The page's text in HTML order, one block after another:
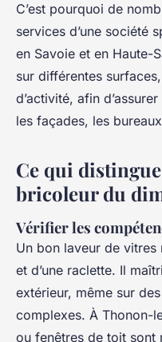
C’est pourquoi de
services d’une société
en Savoie et en Haute-
sur différentes
d’activité, afin
les façades, les
Ce qui
bricoleur du
Vérifier les
Un bon laveur de vitres
et d’une raclette. Il
extérieur, même sur
complexes. À Thonon-
ou fenêtres de toit sont